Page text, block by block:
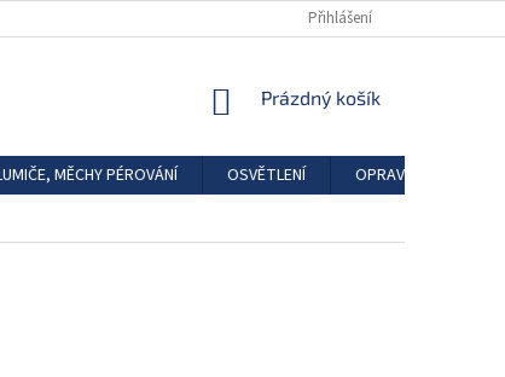
Přihlášení
NÁKUPNÍ
Prázdný košík
MĚCHY PÉROVÁNÍ OSVĚTLENÍ
OPRAVÁRENSKÉ